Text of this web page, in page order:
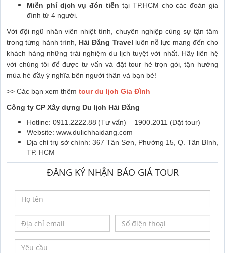
Miễn phí dịch vụ đón tiễn tại TP.HCM cho các đoàn gia
đình từ 4 người.
Với đội ngũ nhân viên nhiệt tình, chuyên nghiệp cùng sự tận tâm
trong từng hành trình, Hải Đăng Travel luôn nỗ lực mang đến cho
khách hàng những trải nghiệm du lịch tuyệt vời nhất. Hãy liên hệ
với chúng tôi để được tư vấn và đặt tour hè trọn gói, tận hưởng
mùa hè đầy ý nghĩa bên người thân và bạn bè!
>> Các bạn xem thêm tour du lịch Gia Đình
Công ty CP Xây dựng Du lịch Hải Đăng
Hotline: 0911.2222.88 (Tư vấn) – 1900.2011 (Đặt tour)
Website: www.dulichhaidang.com
Địa chỉ trụ sở chính: 367 Tân Sơn, Phường 15, Q. Tân Bình,
TP. HCM
ĐĂNG KÝ NHẬN BÁO GIÁ TOUR